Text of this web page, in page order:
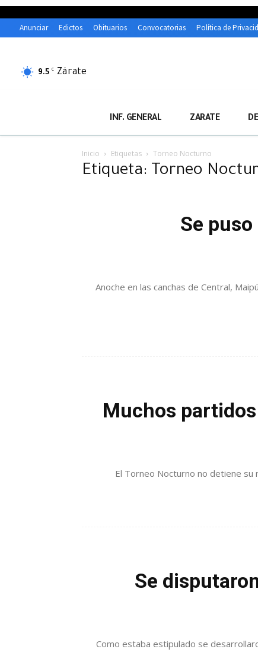
Anunciar Edictos Obituarios Convocatorias Política de
9.5 C Zárate
INF. GENERAL ZARATE
Inicio Etiquetas Torneo Nocturno
Etiqueta: Torneo
Se
Anoche en las canchas de Central,
Muchos
El Torneo Nocturno no detiene su
Se
Como estaba estipulado se